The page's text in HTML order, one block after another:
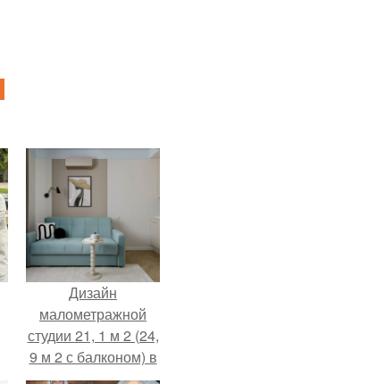
Дизайн
малометражной
студии 21, 1 м 2 (24,
9 м 2 с балконом) в
Краснодаре.